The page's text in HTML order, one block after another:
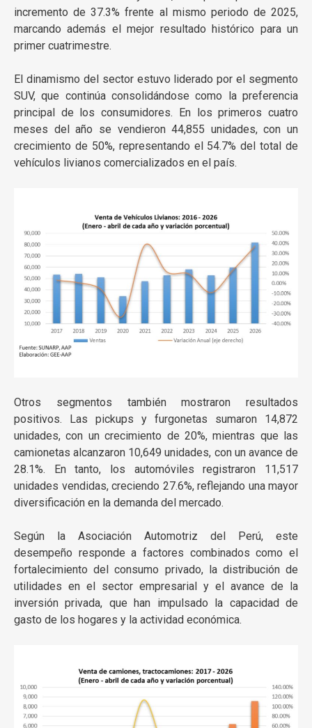
incremento de 37.3% frente al mismo periodo de 2025,
marcando además el mejor resultado histórico para un
primer cuatrimestre.
El dinamismo del sector estuvo liderado por el segmento
SUV, que continúa consolidándose como la preferencia
principal de los consumidores. En los primeros cuatro
meses del año se vendieron 44,855 unidades, con un
crecimiento de 50%, representando el 54.7% del total de
vehículos livianos comercializados en el país.
Otros segmentos también mostraron resultados
positivos. Las pickups y furgonetas sumaron 14,872
unidades, con un crecimiento de 20%, mientras que las
camionetas alcanzaron 10,649 unidades, con un avance de
28.1%. En tanto, los automóviles registraron 11,517
unidades vendidas, creciendo 27.6%, reflejando una mayor
diversificación en la demanda del mercado.
Según la Asociación Automotriz del Perú, este
desempeño responde a factores combinados como el
fortalecimiento del consumo privado, la distribución de
utilidades en el sector empresarial y el avance de la
inversión privada, que han impulsado la capacidad de
gasto de los hogares y la actividad económica.